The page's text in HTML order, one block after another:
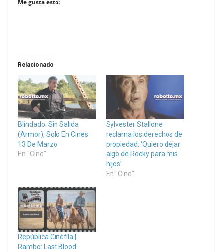
Me gusta esto:
Relacionado
Blindado: Sin Salida
(Armor), Solo En Cines
13 De Marzo
En "Cine"
Sylvester Stallone
reclama los derechos de
propiedad: ‘Quiero dejar
algo de Rocky para mis
hijos’
En "Cine"
República Cinéfila |
Rambo: Last Blood